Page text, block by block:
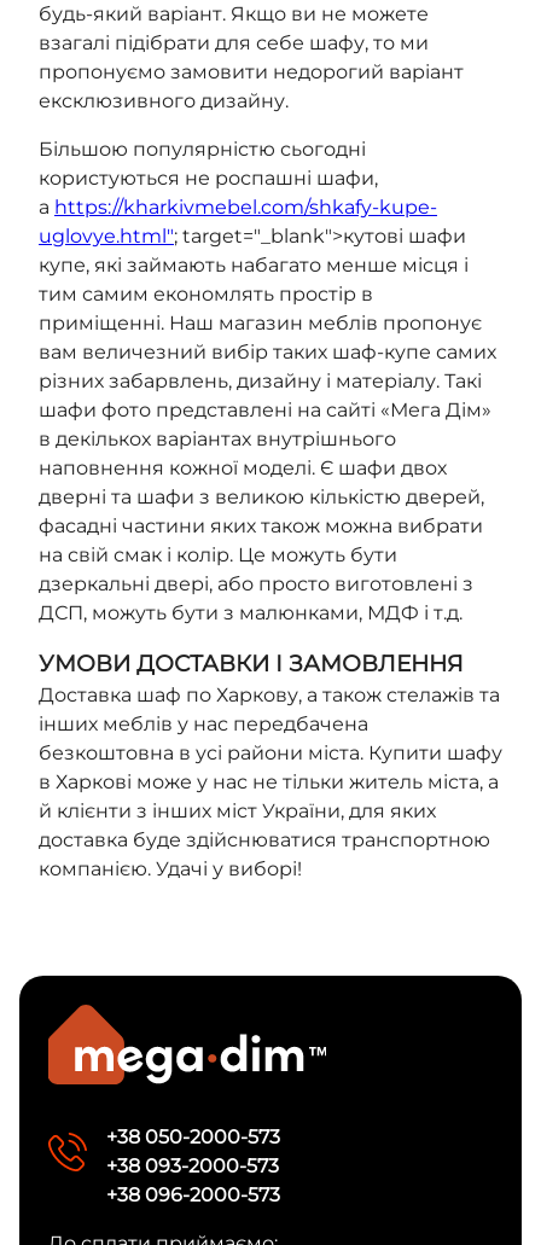
будь-який варіант. Якщо ви не можете
взагалі підібрати для себе шафу, то ми
пропонуємо замовити недорогий варіант
ексклюзивного дизайну.
Більшою популярністю сьогодні
користуються не роспашні шафи,
а https://kharkivmebel.com/shkafy-kupe-
uglovye.html"; target="_blank">кутові шафи
купе, які займають набагато менше місця і
тим самим економлять простір в
приміщенні. Наш магазин меблів пропонує
вам величезний вибір таких шаф-купе самих
різних забарвлень, дизайну і матеріалу. Такі
шафи фото представлені на сайті «Мега Дім»
в декількох варіантах внутрішнього
наповнення кожної моделі. Є шафи двох
дверні та шафи з великою кількістю дверей,
фасадні частини яких також можна вибрати
на свій смак і колір. Це можуть бути
дзеркальні двері, або просто виготовлені з
ДСП, можуть бути з малюнками, МДФ і т.д.
УМОВИ ДОСТАВКИ І ЗАМОВЛЕННЯ
Доставка шаф по Харкову, а також стелажів та
інших меблів у нас передбачена
безкоштовна в усі райони міста. Купити шафу
в Харкові може у нас не тільки житель міста, а
й клієнти з інших міст України, для яких
доставка буде здійснюватися транспортною
компанією. Удачі у виборі!
+38 050-2000-573
+38 093-2000-573
+38 096-2000-573